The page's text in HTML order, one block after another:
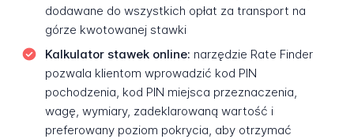
dodawane do wszystkich opłat za transport na
górze kwotowanej stawki
Kalkulator stawek online: narzędzie Rate Finder
pozwala klientom wprowadzić kod PIN
pochodzenia, kod PIN miejsca przeznaczenia,
wagę, wymiary, zadeklarowaną wartość i
preferowany poziom pokrycia, aby otrzymać